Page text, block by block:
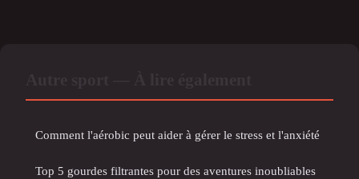
Comment l'aérobic peut aider à gérer le stress et l'anxiété
Top 5 gourdes filtrantes pour des aventures inoubliables